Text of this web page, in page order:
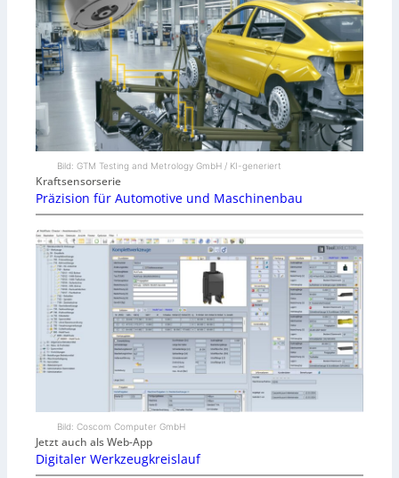
Bild: GTM Testing and Metrology GmbH / KI-generiert
Kraftsensorserie
Präzision für Automotive und Maschinenbau
Bild: Coscom Computer GmbH
Jetzt auch als Web-App
Digitaler Werkzeugkreislauf